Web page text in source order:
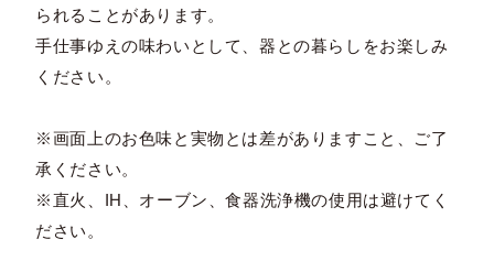
られることがあります。
手仕事ゆえの味わいとして、器との暮らしをお楽しみ
ください。
※画面上のお色味と実物とは差がありますこと、ご了
承ください。
※直火、IH、オーブン、食器洗浄機の使用は避けてく
ださい。